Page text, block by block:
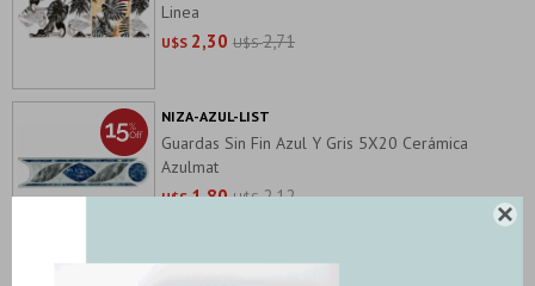

Linea
U$S 2,30 U$S 2,71
Guardas Sin Fin Azul Y Gris 5X20 Cerámica
Azulmat
U$S 1,80 U$S 2,12
NIZA-AZUL-LIST